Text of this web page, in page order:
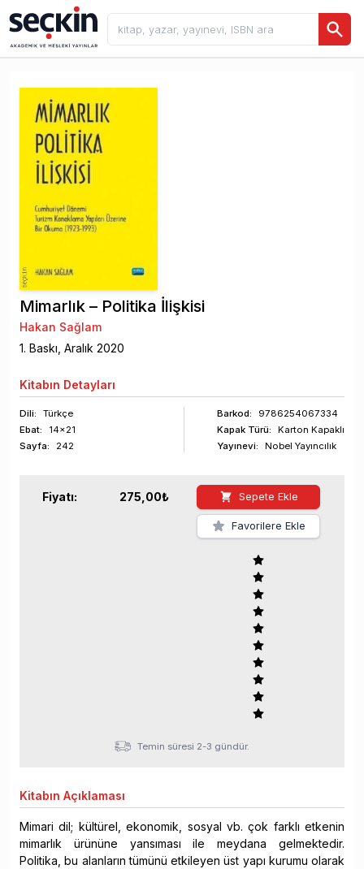
Mimarlık – Politika İlişkisi
Hakan Sağlam
1. Baskı, Aralık 2020
Kitabın Detayları
Dili:
Türkçe
Ebat:
14x21
Sayfa: 242
Barkod:
9786254067334
Kapak Türü:
Karton Kapaklı
Yayınevi:
Nobel Yayıncılık
Fiyatı: 275,00₺ Sepete Ekle
Favorilere Ekle
Temin süresi 2-3 gündür.
Kitabın Açıklaması
Mimari dil; kültürel, ekonomik, sosyal vb. çok farklı etkenin
mimarlık ürününe yansıması ile meydana gelmektedir.
Politika, bu alanların tümünü etkileyen üst yapı kurumu olarak